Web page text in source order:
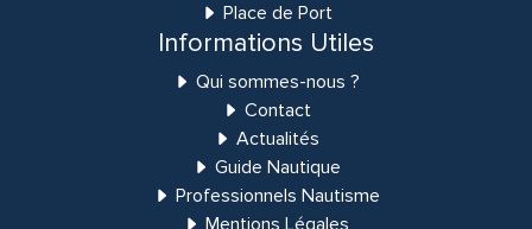
Place de Port
Informations Utiles
Qui sommes-nous ?
Contact
Actualités
Guide Nautique
Professionnels Nautisme